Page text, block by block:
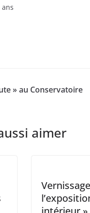
» au Conservatoire
aimer